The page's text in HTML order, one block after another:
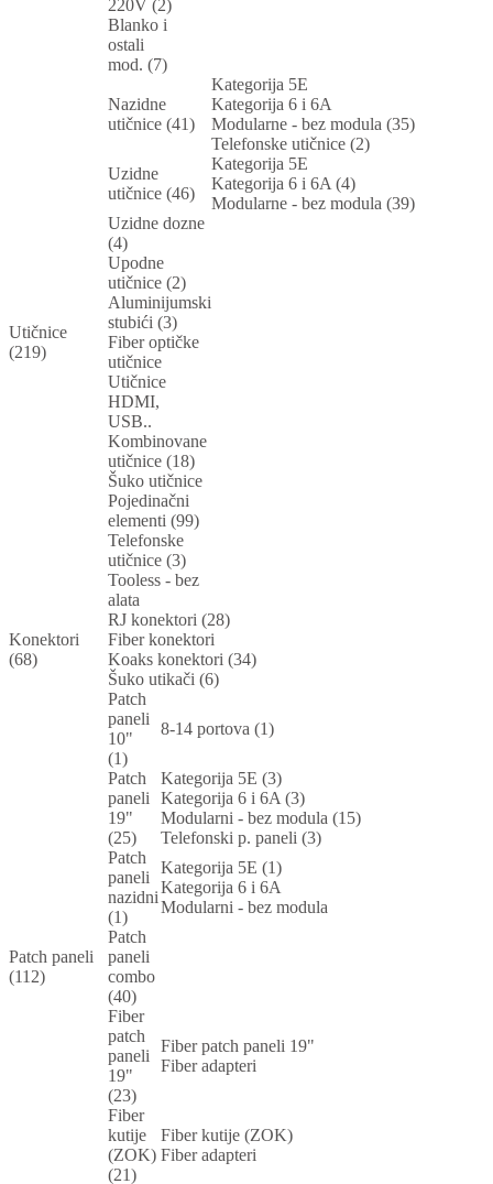
220V (2)
Blanko i
ostali
mod. (7)
Utičnice
(219)
Nazidne
utičnice (41)
Kategorija 5E
Kategorija 6 i 6A
Modularne - bez modula (35)
Telefonske utičnice (2)
Uzidne
utičnice (46)
Kategorija 5E
Kategorija 6 i 6A (4)
Modularne - bez modula (39)
Uzidne dozne
(4)
Upodne
utičnice (2)
Aluminijumski
stubići (3)
Fiber optičke
utičnice
Utičnice
HDMI,
USB..
Kombinovane
utičnice (18)
Šuko utičnice
Pojedinačni
elementi (99)
Telefonske
utičnice (3)
Tooless - bez
alata
Konektori
(68)
RJ konektori (28)
Fiber konektori
Koaks konektori (34)
Šuko utikači (6)
Patch paneli
(112)
Patch
paneli
10"
(1)
8-14 portova (1)
Patch
paneli
19"
(25)
Kategorija 5E (3)
Kategorija 6 i 6A (3)
Modularni - bez modula (15)
Telefonski p. paneli (3)
Patch
paneli
nazidni
(1)
Kategorija 5E (1)
Kategorija 6 i 6A
Modularni - bez modula
Patch
paneli
combo
(40)
Fiber
patch
paneli
19"
(23)
Fiber patch paneli 19"
Fiber adapteri
Fiber
kutije
(ZOK)
(21)
Fiber kutije (ZOK)
Fiber adapteri